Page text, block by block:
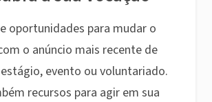
oportunidades para mudar o
o anúncio mais recente de
evento ou voluntariado.
recursos para agir em sua